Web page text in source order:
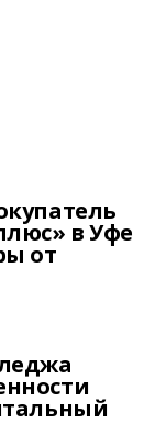
в Уфе
от